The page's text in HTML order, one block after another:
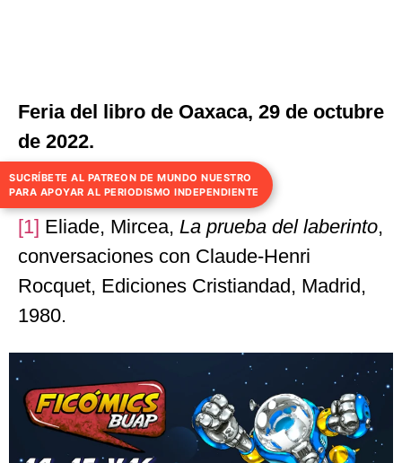
SUCRÍBETE AL PATREON DE MUNDO NUESTRO
PARA APOYAR AL PERIODISMO INDEPENDIENTE